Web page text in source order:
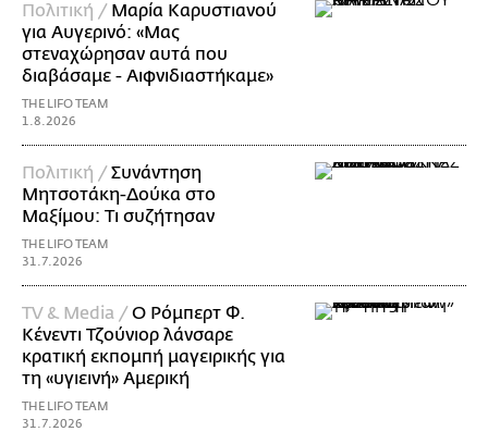
Πολιτική / Μαρία Καρυστιανού
για Αυγερινό: «Μας
στεναχώρησαν αυτά που
διαβάσαμε - Αιφνιδιαστήκαμε»
THE LIFO TEAM
1.8.2026
Πολιτική /Συνάντηση
Μητσοτάκη-Δούκα στο
Μαξίμου: Τι συζήτησαν
THE LIFO TEAM
31.7.2026
TV & Media /Ο Ρόμπερτ Φ.
Κένεντι Τζούνιορ λάνσαρε
κρατική εκπομπή μαγειρικής για
τη «υγιεινή» Αμερική
THE LIFO TEAM
31.7.2026